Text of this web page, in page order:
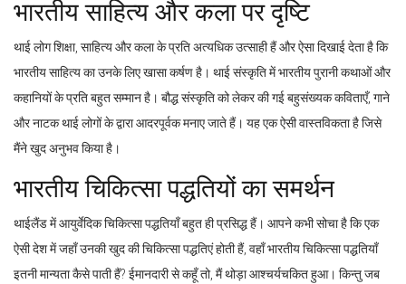
भारतीय साहित्य और कला पर दृष्टि
थाई लोग शिक्षा, साहित्य और कला के प्रति अत्यधिक उत्साही हैं और ऐसा दिखाई देता है कि
भारतीय साहित्य का उनके लिए खासा कर्षण है। थाई संस्कृति में भारतीय पुरानी कथाओं और
कहानियों के प्रति बहुत सम्मान है। बौद्ध संस्कृति को लेकर की गई बहुसंख्यक कविताएँ, गाने
और नाटक थाई लोगों के द्वारा आदरपूर्वक मनाए जाते हैं। यह एक ऐसी वास्तविकता है जिसे
मैंने खुद अनुभव किया है।
भारतीय चिकित्सा पद्धतियों का समर्थन
थाईलैंड में आयुर्वेदिक चिकित्सा पद्धतियाँ बहुत ही प्रसिद्ध हैं। आपने कभी सोचा है कि एक
ऐसी देश में जहाँ उनकी खुद की चिकित्सा पद्धतिएं होती हैं, वहाँ भारतीय चिकित्सा पद्धतियाँ
इतनी मान्यता कैसे पाती हैं? ईमानदारी से कहूँ तो, मैं थोड़ा आश्चर्यचकित हुआ। किन्तु जब